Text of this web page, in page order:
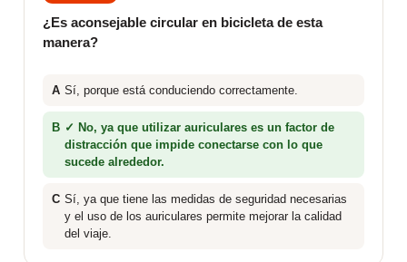
¿Es aconsejable circular en bicicleta de esta
manera?
A Sí, porque está conduciendo correctamente.
B ✓ No, ya que utilizar auriculares es un factor de
distracción que impide conectarse con lo que
sucede alrededor.
C Sí, ya que tiene las medidas de seguridad necesarias
y el uso de los auriculares permite mejorar la calidad
del viaje.